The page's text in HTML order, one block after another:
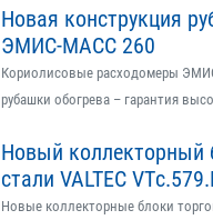
Новая конструкция
ЭМИС-МАСС 260
Кориолисовые расходомеры
рубашки обогрева – гарантия
Новый коллекторный
стали VALTEC
Новые коллекторные блоки